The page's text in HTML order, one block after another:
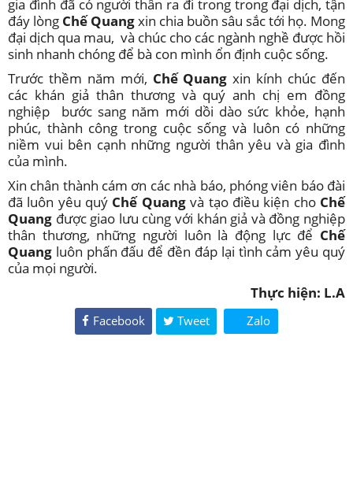
gia đình đã có người thân ra đi trong trong đại dịch, tận
đáy lòng Chế Quangxin chia buồn sâu sắc tới họ. Mong
đại dịch qua mau, và chúc cho các ngành nghề được hồi
sinh nhanh chóng để bà con mình ổn định cuộc sống.
Trước thềm năm mới, Chế Quang xin kính chúc đến
các khán giả thân thương và quý anh chị em đồng
nghiệp bước sang năm mới dồi dào sức khỏe, hạnh
phúc, thành công trong cuộc sống và luôn có những
niềm vui bên cạnh những người thân yêu và gia đình
của mình.
Xin chân thành cám ơn các nhà báo, phóng viên báo đài
đã luôn yêu quý Chế Quangvà tạo điều kiện cho Chế
Quang được giao lưu cùng với khán giả và đồng nghiệp
thân thương, những người luôn là động lực để Chế
Quang luôn phấn đấu để đền đáp lại tình cảm yêu quý
của mọi người.
Thực hiện: L.A
Facebook Tweet Zalo